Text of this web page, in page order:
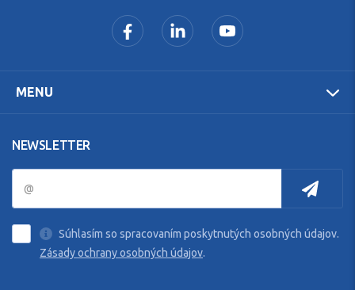
MENU
NEWSLETTER
Súhlasím so spracovaním poskytnutých osobných údajov.
Zásady ochrany osobných údajov.